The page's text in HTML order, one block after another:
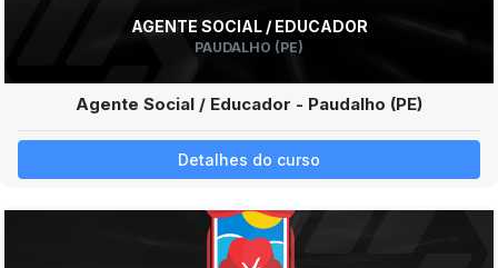
AGENTE SOCIAL / EDUCADOR
PAUDALHO (PE)
Agente Social / Educador - Paudalho (PE)
Detalhes do curso